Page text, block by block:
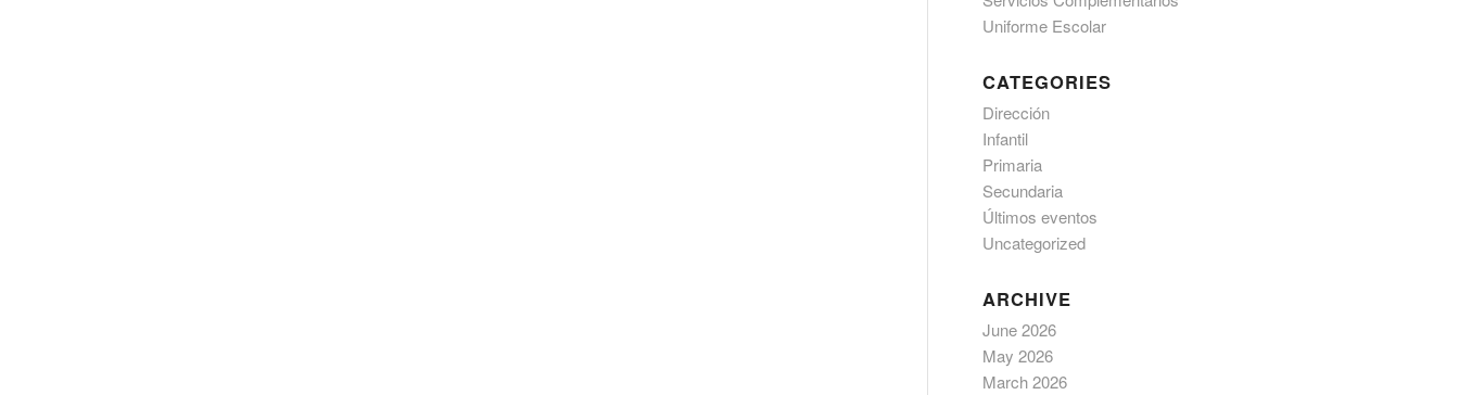
Uniforme Escolar
CATEGORIES
Dirección
Infantil
Primaria
Secundaria
Últimos eventos
Uncategorized
ARCHIVE
June 2026
May 2026
March 2026